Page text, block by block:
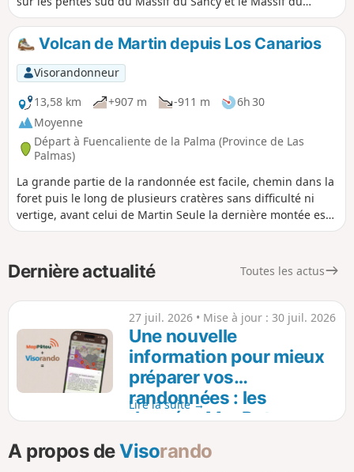
Cantal plus au sud. Peu de dénivelé. À faire plutôt par
temps clair.
Volcan de Martin depuis Los Canarios
Visorandonneur
13,58 km
+907 m -911 m
6h 30
Moyenne
Départ à Fuencaliente de la Palma (Province de Las
Palmas)
La grande partie de la randonnée est facile, chemin dans la
foret puis le long de plusieurs cratères sans difficulté ni
vertige, avant celui de Martin Seule la dernière montée est
de plus en plus raide, très très raide à la fin, dans du
chemin de gauche à l'aller et au retour.
Dernière actualité Toutes les actus
27 juil. 2026• Mise à jour : 30 juil. 2026
Une nouvelle
information pour mieux
préparer vos
randonnées : les
données MapPatou
arrivent sur Visorando
Lire la suite →
A propos deVisorando